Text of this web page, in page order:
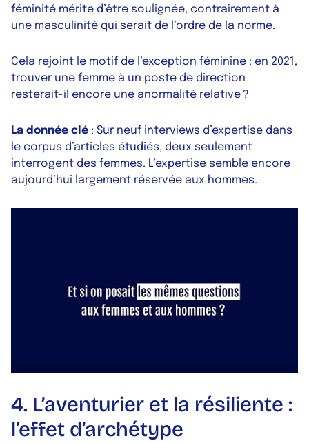
féminité mérite d’être soulignée, contrairement à
une masculinité qui serait de l’ordre de la norme.
Cela rejoint le motif de l’exception féminine : en 2021,
trouver une femme à un poste de direction
resterait-il encore une anormalité relative ?
La donnée clé : Sur neuf interviews d’expertise dans
le corpus d’articles étudiés, deux seulement
interrogent des femmes. L’expertise semble encore
aujourd’hui largement réservée aux hommes.
4. L’aventurier et la résiliente :
l’effet d’archétype